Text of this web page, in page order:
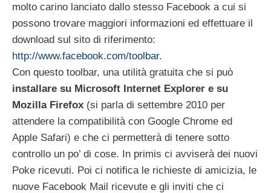
molto carino lanciato dallo stesso Facebook a cui si
possono trovare maggiori informazioni ed effettuare il
download sul sito di riferimento:
http://www.facebook.com/toolbar.
Con questo toolbar, una utilità gratuita che si può
installare su Microsoft Internet Explorer e su
Mozilla Firefox (si parla di settembre 2010 per
attendere la compatibilità con Google Chrome ed
Apple Safari) e che ci permetterà di tenere sotto
controllo un po’ di cose. In primis ci avviserà dei nuovi
Poke ricevuti. Poi ci notifica le richieste di amicizia, le
nuove Facebook Mail ricevute e gli inviti che ci